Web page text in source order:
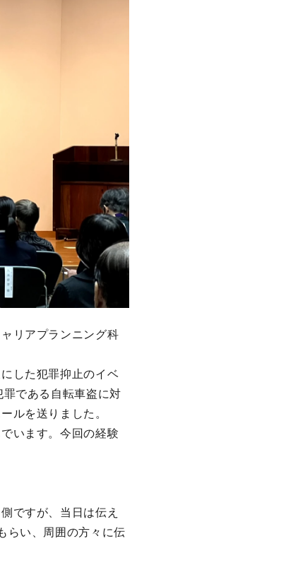
リアプランニング科
した犯罪抑止のイベ
である自転車盗に対
ルを送りました。
います。今回の経験
ですが、当日は伝え
らい、周囲の方々に伝